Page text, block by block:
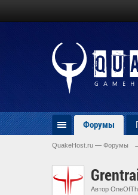
Форумы
QuakeHost.ru — Форумы
Автор